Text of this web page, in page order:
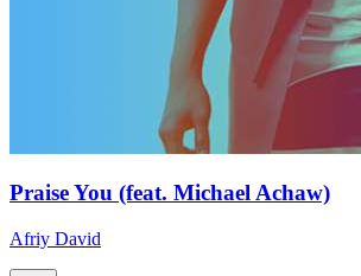
Praise You (feat. Michael Achaw)
Afriy David